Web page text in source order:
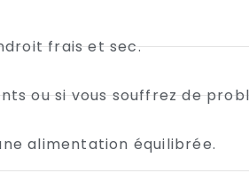
frais et sec.
ou si vous souffrez de
alimentation équilibrée.